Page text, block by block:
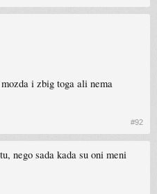
i zbig toga ali nema
#92
nego sada kada su oni meni